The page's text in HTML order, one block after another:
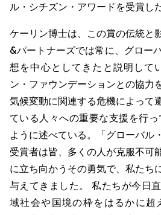
ル・シチズン・アワードを受賞した
ケーリン博士は、この賞の伝統と
&パートナーズでは常に、グロー
想を中心としてきたと説明して
ン・ファウンデーションとの協力
気候変動に関連する危機によって
ている人々への重要な支援を行
ように述べている。「グローバル
受賞者は皆、多くの人が克服不可
に立ち向かうその勇気で、私たち
与えてきました。 私たちが今日
域社会や国境の枠をはるかに超